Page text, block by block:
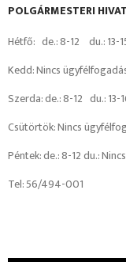
POLGÁRMESTERI
Hétfő: de.: 8-12 du.: 13-
Kedd: Nincs
Szerda: de.: 8-12 du.: 13-
Csütörtök: Nincs
Péntek: de.: 8-12 du.:
Tel: 56/494-001